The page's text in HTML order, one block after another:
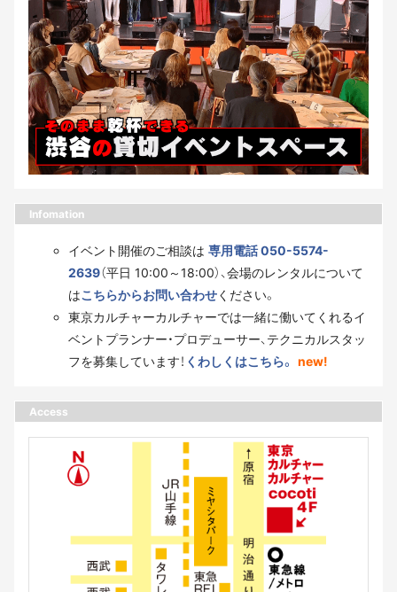
Infomation
イベント開催のご相談は 専用電話 050-5574-
2639（平日 10:00～18:00）、会場のレンタルについて
はこちらからお問い合わせください。
東京カルチャーカルチャーでは一緒に働いてくれるイ
ベントプランナー・プロデューサー、テクニカルスタッ
フを募集しています！ くわしくはこちら。 new!
Access